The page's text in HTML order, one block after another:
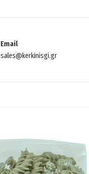
Email
sales@kerkinisgi.gr